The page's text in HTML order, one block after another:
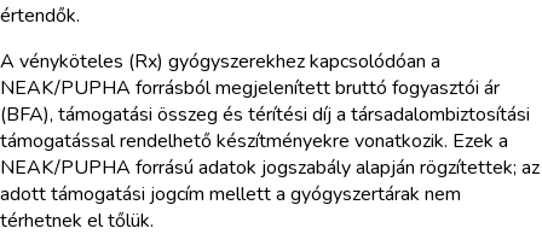
értendők.
A vényköteles (Rx) gyógyszerekhez kapcsolódóan a
NEAK/PUPHA forrásból megjelenített bruttó fogyasztói ár
(BFA), támogatási összeg és térítési díj a társadalombiztosítási
támogatással rendelhető készítményekre vonatkozik. Ezek a
NEAK/PUPHA forrású adatok jogszabály alapján rögzítettek; az
adott támogatási jogcím mellett a gyógyszertárak nem
térhetnek el tőlük.